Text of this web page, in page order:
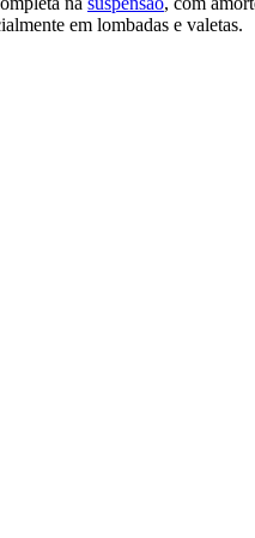
em lombadas e valetas.